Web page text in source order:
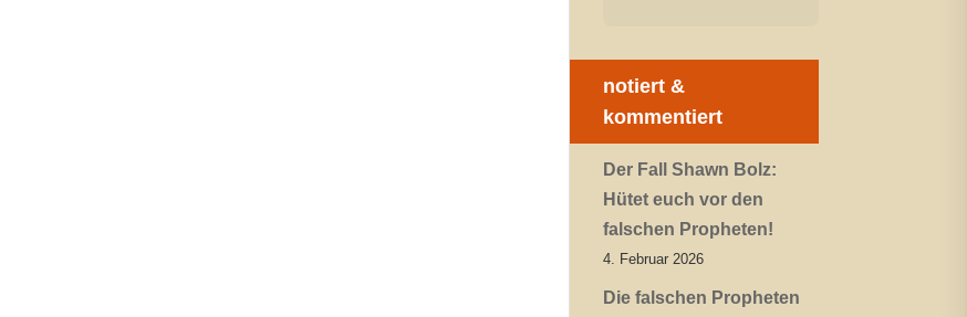
notiert &
kommentiert
Der Fall Shawn Bolz:
Hütet euch vor den
falschen Propheten!
4. Februar 2026
Die falschen Propheten